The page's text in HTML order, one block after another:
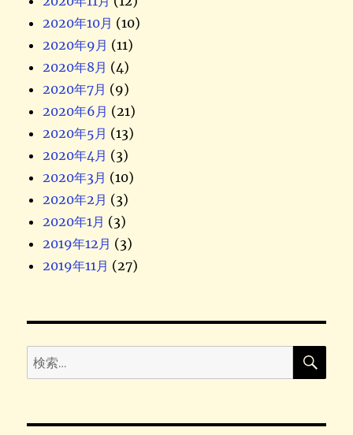
2020年10月 (10)
2020年9月 (11)
2020年8月 (4)
2020年7月 (9)
2020年6月 (21)
2020年5月 (13)
2020年4月 (3)
2020年3月 (10)
2020年2月 (3)
2020年1月 (3)
2019年12月 (3)
2019年11月 (27)
検
索
検